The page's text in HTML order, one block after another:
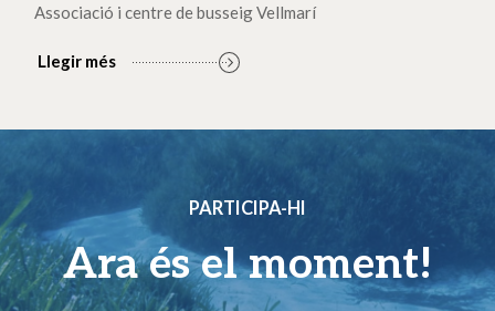
Associació i centre de busseig Vellmarí
Llegir més
PARTICIPA-HI
Ara és el moment!